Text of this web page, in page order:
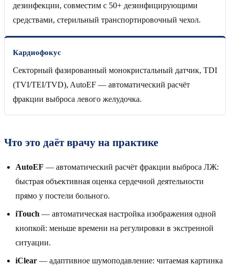
дезинфекции, совместим с 50+ дезинфицирующими
средствами, стерильный транспортировочный чехол.
Кардиофокус
Секторный фазированный монокристальный датчик, TDI
(TVI/TEI/TVD), AutoEF — автоматический расчёт
фракции выброса левого желудочка.
Что это даёт врачу на практике
AutoEF — автоматический расчёт фракции выброса ЛЖ:
быстрая объективная оценка сердечной деятельности
прямо у постели больного.
iTouch — автоматическая настройка изображения одной
кнопкой: меньше времени на регулировки в экстренной
ситуации.
iClear — адаптивное шумоподавление: читаемая картинка